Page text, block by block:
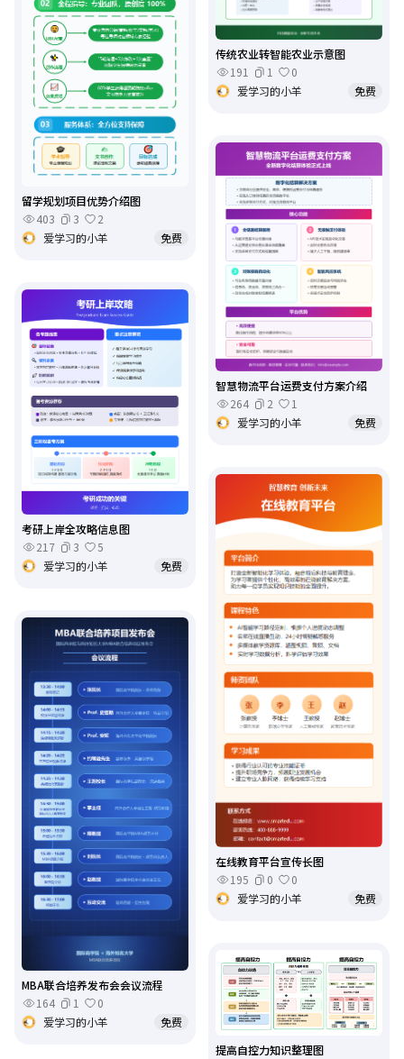
传统农业转智能农业示意图
191
1
0
爱学习的小羊
免费
留学规划项目优势介绍图
403
3
2
爱学习的小羊
免费
智慧物流平台运费支付方案介绍
264
2
1
爱学习的小羊
免费
考研上岸全攻略信息图
217
3
5
爱学习的小羊
免费
在线教育平台宣传长图
195
0
0
爱学习的小羊
免费
MBA联合培养发布会会议流程
164
1
0
爱学习的小羊
免费
提高自控力知识整理图